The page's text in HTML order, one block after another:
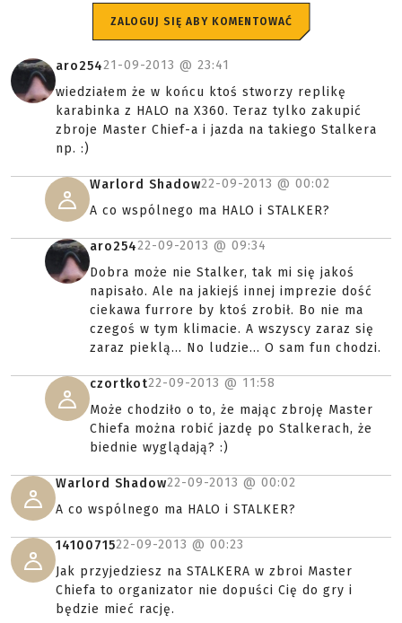
ZALOGUJ SIĘ ABY KOMENTOWAĆ
aro25421-09-2013 @ 23:41
wiedziałem że w końcu ktoś stworzy replikę
karabinka z HALO na X360. Teraz tylko zakupić
zbroje Master Chief-a i jazda na takiego Stalkera
np. :)
Warlord Shadow22-09-2013 @ 00:02
A co wspólnego ma HALO i STALKER?
aro25422-09-2013 @ 09:34
Dobra może nie Stalker, tak mi się jakoś
napisało. Ale na jakiejś innej imprezie dość
ciekawa furrore by ktoś zrobił. Bo nie ma
czegoś w tym klimacie. A wszyscy zaraz się
zaraz pieklą... No ludzie... O sam fun chodzi.
czortkot22-09-2013 @ 11:58
Może chodziło o to, że mając zbroję Master
Chiefa można robić jazdę po Stalkerach, że
biednie wyglądają? :)
Warlord Shadow22-09-2013 @ 00:02
A co wspólnego ma HALO i STALKER?
1410071522-09-2013 @ 00:23
Jak przyjedziesz na STALKERA w zbroi Master
Chiefa to organizator nie dopuści Cię do gry i
będzie mieć rację.